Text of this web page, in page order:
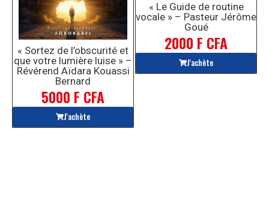
« Sortez de l’obscurité et
que votre lumière luise » –
Révérend Aïdara Kouassi
Bernard
5000 F CFA
J'achète
« Le Guide de routine
vocale » – Pasteur Jérôme
Goué
2000 F CFA
J'achète